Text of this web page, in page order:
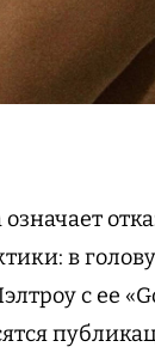
означает
в
с ее